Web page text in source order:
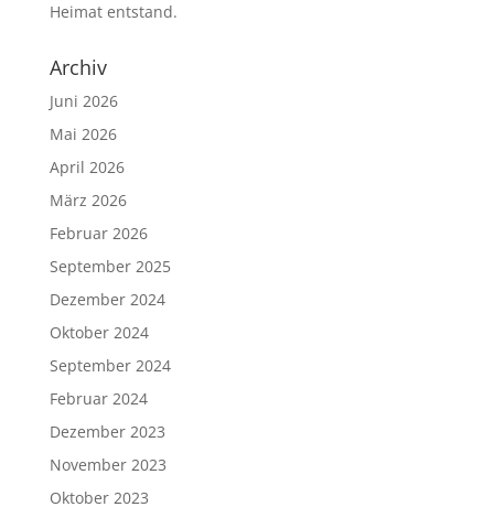
Heimat entstand.
Archiv
Juni 2026
Mai 2026
April 2026
März 2026
Februar 2026
September 2025
Dezember 2024
Oktober 2024
September 2024
Februar 2024
Dezember 2023
November 2023
Oktober 2023